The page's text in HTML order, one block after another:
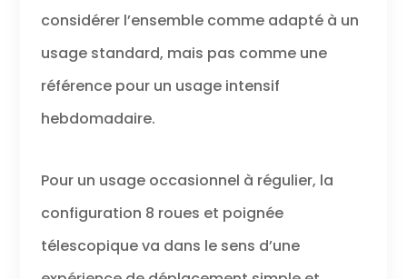
considérer l’ensemble comme adapté à un
usage standard, mais pas comme une
référence pour un usage intensif
hebdomadaire.
Pour un usage occasionnel à régulier, la
configuration 8 roues et poignée
télescopique va dans le sens d’une